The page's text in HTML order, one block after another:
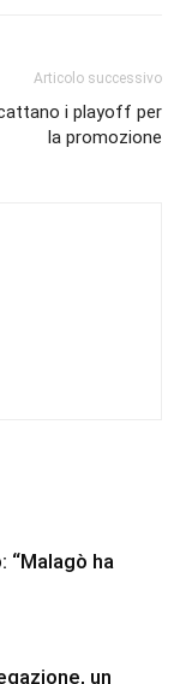
Articolo successivo
i playoff per
la promozione
“Malagò ha
un